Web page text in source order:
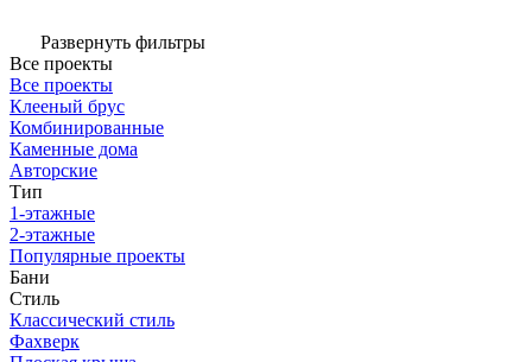
Развернуть фильтры
Все проекты
Все проекты
Клееный брус
Комбинированные
Каменные дома
Авторские
Тип
1-этажные
2-этажные
Популярные проекты
Бани
Стиль
Классический стиль
Фахверк